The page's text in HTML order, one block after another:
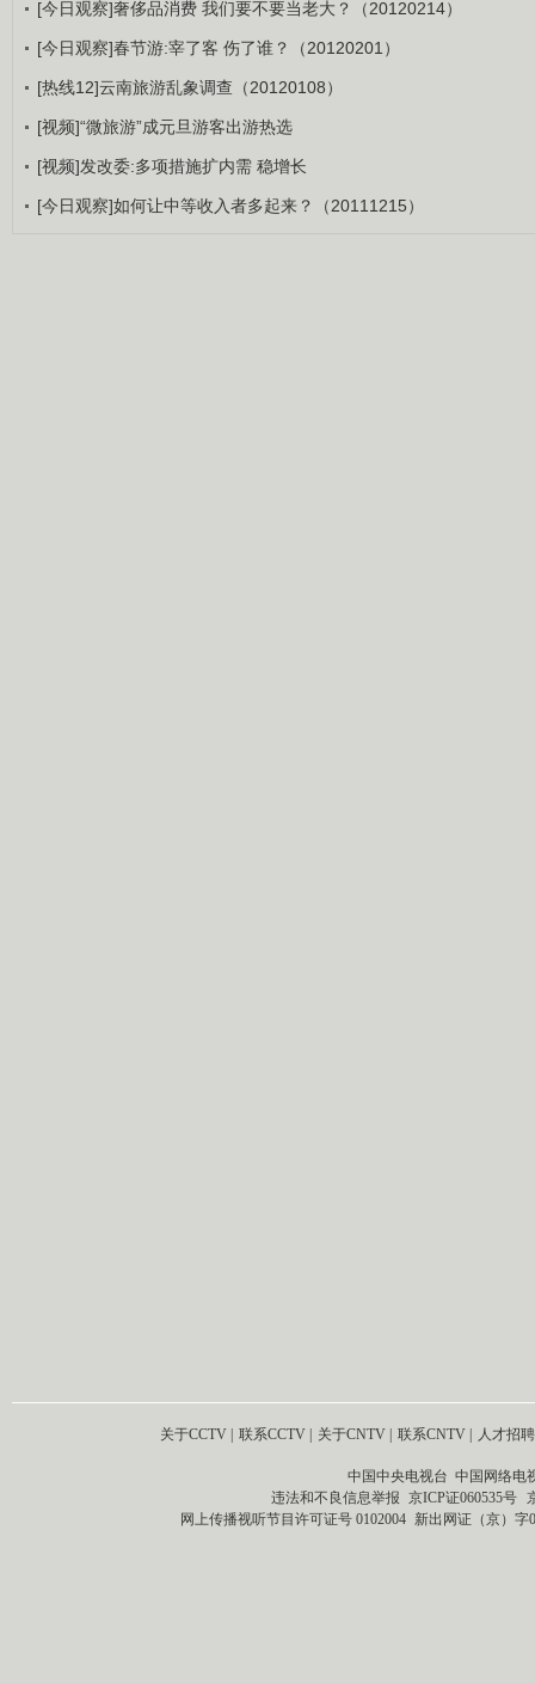
[今日观察]奢侈品消费 我们要不要当老大？（20120214）
[今日观察]春节游:宰了客 伤了谁？（20120201）
[热线12]云南旅游乱象调查（20120108）
[视频]“微旅游”成元旦游客出游热选
[视频]发改委:多项措施扩内需 稳增长
[今日观察]如何让中等收入者多起来？（20111215）
关于CCTV 联系CCTV 关于CNTV 联系CNTV 人才招聘
中国中央电视台 中国网络电
违法和不良信息举报 京ICP证060535号
网上传播视听节目许可证号 0102004 新出网证（京）